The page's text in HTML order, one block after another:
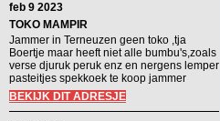
feb 9 2023
TOKO MAMPIR
Jammer in Terneuzen geen toko ,tja
Boertje maar heeft niet alle bumbu's,zoals
verse djuruk peruk enz en nergens lemper
pasteitjes spekkoek te koop jammer
BEKIJK DIT ADRESJE